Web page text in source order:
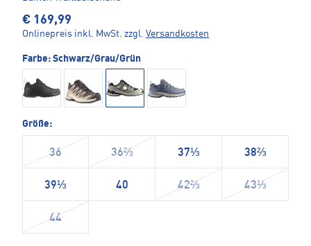
€ 169,99
Onlinepreis inkl. MwSt. zzgl. Versandkosten
Farbe: Schwarz/Grau/Grün
Größe:
36 36⅔ 37⅓ 38⅔
39⅓ 40 42⅔ 43⅓
44